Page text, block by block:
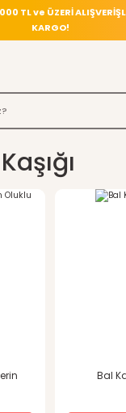
TL ve ÜZERİ
KARGO!
Bal